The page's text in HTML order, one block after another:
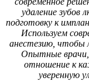
удаление зубов
подготовку к
Используем
анестезию, чтобы
Опытные врачи,
отношение к
уверенную